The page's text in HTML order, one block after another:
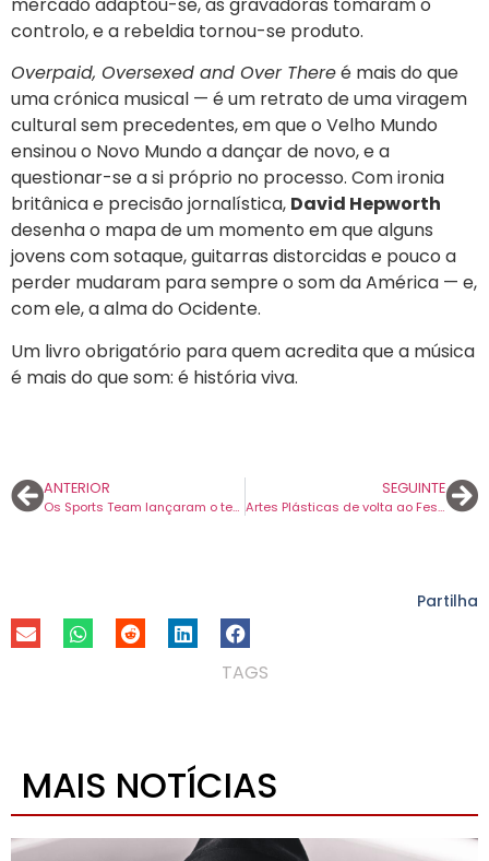
controlo, e a rebeldia tornou-se produto.
Overpaid, Oversexed and Over Thereé mais do que
uma crónica musical — é um retrato de uma viragem
cultural sem precedentes, em que o Velho Mundo
ensinou o Novo Mundo a dançar de novo, e a
questionar-se a si próprio no processo. Com ironia
britânica e precisão jornalística, David Hepworth
desenha o mapa de um momento em que alguns
jovens com sotaque, guitarras distorcidas e pouco a
perder mudaram para sempre o som da América — e,
com ele, a alma do Ocidente.
Um livro obrigatório para quem acredita que a música
é mais do que som: é história viva.
ANTERIOR
Os Sports Team lançaram o terceiro avanço para o novo disco que chega no dia 23 de maio.
SEGUINTE
Artes Plásticas de volta ao Festival A Porta, de 2 a 8 de junho, em Leiria.
Partilha
TAGS
MAIS NOTÍCIAS